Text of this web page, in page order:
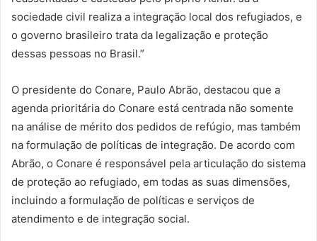
sociedade civil realiza a integração local dos refugiados, e
o governo brasileiro trata da legalização e proteção
dessas pessoas no Brasil.”
O presidente do Conare, Paulo Abrão, destacou que a
agenda prioritária do Conare está centrada não somente
na análise de mérito dos pedidos de refúgio, mas também
na formulação de políticas de integração. De acordo com
Abrão, o Conare é responsável pela articulação do sistema
de proteção ao refugiado, em todas as suas dimensões,
incluindo a formulação de políticas e serviços de
atendimento e de integração social.